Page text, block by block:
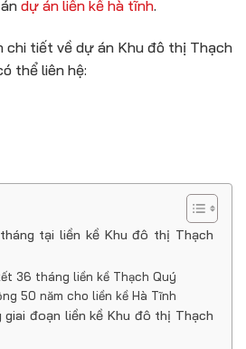
dự án liền kề hà tĩnh.
tiết về dự án Khu đô thị Thạch
thể liên hệ:
tại liền kề Khu đô thị Thạch
36 tháng liền kề Thạch Quý
50 năm cho liền kề Hà Tĩnh
đoạn liền kề Khu đô thị Thạch